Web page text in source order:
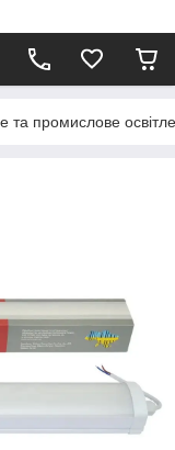
та промислове